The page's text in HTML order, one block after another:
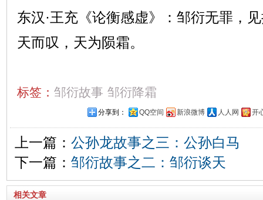
东汉·王充《论衡感虚》：邹衍无罪，
天而叹，天为陨霜。
标签： 邹衍故事 邹衍降霜
分享到： QQ空间 新浪微博 人人网 开
上一篇： 公孙龙故事之三：公孙白马
下一篇： 邹衍故事之二：邹衍谈天
相关文章